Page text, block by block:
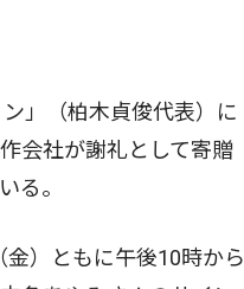
」（柏木貞俊代表）に
会社が謝礼として寄贈
る。
）ともに午後10時から